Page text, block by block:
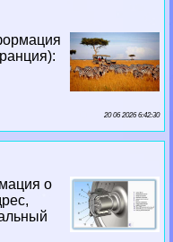
20 06 2026 6:42:30
о